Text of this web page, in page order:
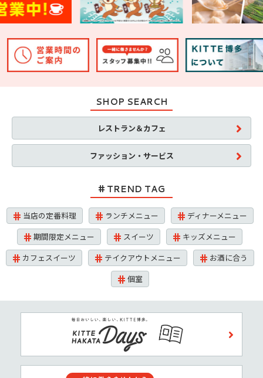
SHOP SEARCH
レストラン＆カフェ
ファッション・サービス
TREND TAG
当店の定番料理 ランチメニュー
ディナーメニュー
期間限定メニュー
スイーツ
キッズメニュー
カフェスイーツ
テイクアウトメニュー
お酒に合う
個室